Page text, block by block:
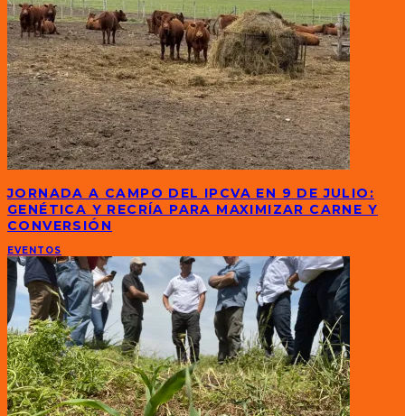
JORNADA A CAMPO DEL IPCVA EN 9 DE JULIO:
GENÉTICA Y RECRÍA PARA MAXIMIZAR CARNE Y
CONVERSIÓN
EVENTOS